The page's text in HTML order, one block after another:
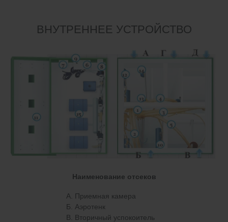
ВНУТРЕННЕЕ УСТРОЙСТВО
Наименование отсеков
А. Приемная камера
Б. Аэротенк
В. Вторичный успокоитель